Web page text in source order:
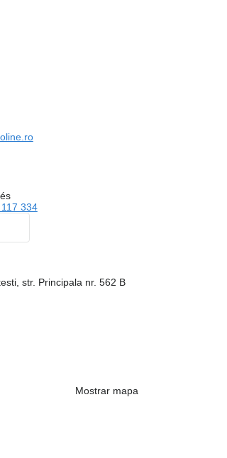
334
str. Principala nr. 562 B
Mostrar mapa